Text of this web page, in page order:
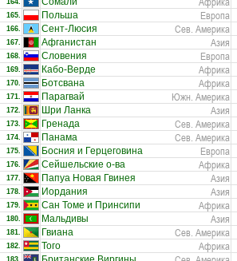
164.
165. Польша Европа
166. Сент-Люсия Сев. Америка
167. Афганистан Азия
168. Словения Европа
169. Кабо-Верде Африка
170. Ботсвана Африка
171. Парагвай Южн. Америка
172. Шри Ланка Азия
173. Гренада Сев. Америка
174. Панама Сев. Америка
175. Босния и Герцеговина Европа
176. Сейшельские о-ва Африка
177. Папуа Новая Гвинея Азия
178. Иордания Азия
179. Сан Томе и Принсипи Африка
180. Мальдивы Азия
181. Гвиана Сев. Америка
182. Того Африка
183.